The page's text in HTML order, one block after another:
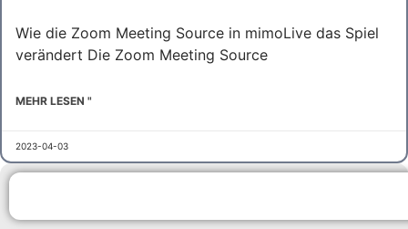
Wie die Zoom Meeting Source in mimoLive das Spiel
verändert Die Zoom Meeting Source
MEHR LESEN "
2023-04-03